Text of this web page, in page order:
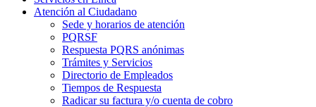
Atención al Ciudadano
Sede y horarios de atención
PQRSF
Respuesta PQRS anónimas
Trámites y Servicios
Directorio de Empleados
Tiempos de Respuesta
Radicar su factura y/o cuenta de cobro